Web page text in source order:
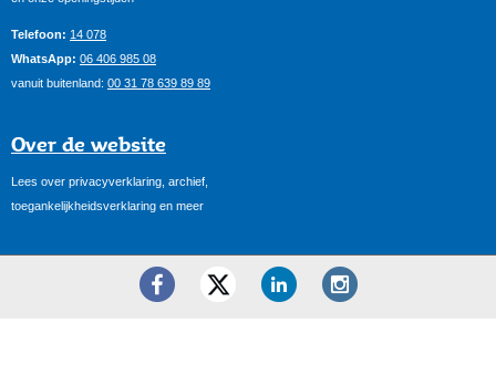
Telefoon: 14 078
WhatsApp: 06 406 985 08
vanuit buitenland: 00 31 78 639 89 89
Over de website
Lees over privacyverklaring, archief,
toegankelijkheidsverklaring en meer